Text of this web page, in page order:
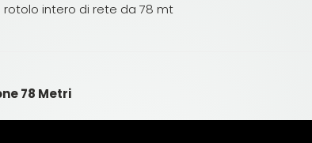
rotolo intero di rete da 78 mt
78 Metri